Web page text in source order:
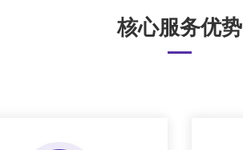
核心服务优势